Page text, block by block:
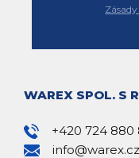
WAREX SPOL. S
+420 724 880
info@warex.cz